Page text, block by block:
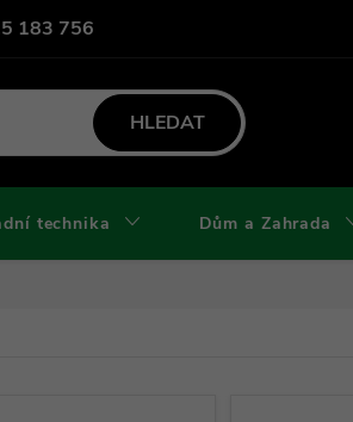
183 756ochrany osobních údajů a cookies
HLEDAT
technika Dům a Zahrada